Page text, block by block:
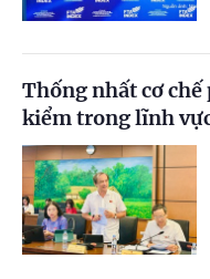
Thống nhất cơ chế
kiểm trong lĩnh